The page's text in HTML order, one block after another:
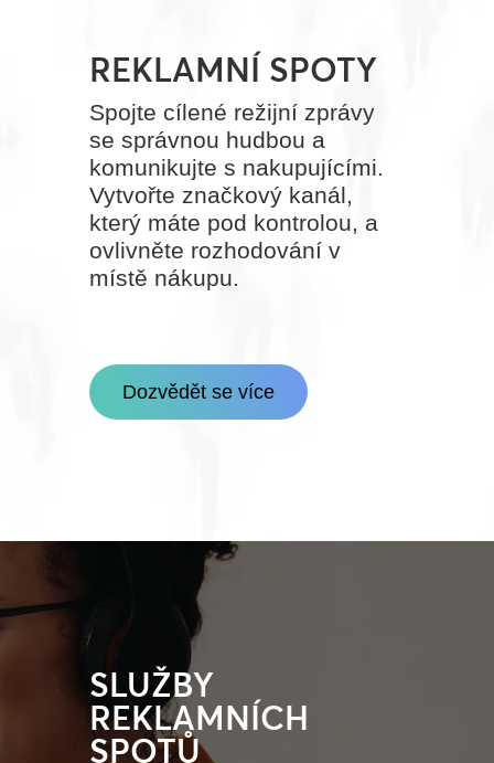
REKLAMNÍ SPOTY
Spojte cílené režijní zprávy
se správnou hudbou a
komunikujte s nakupujícími.
Vytvořte značkový kanál,
který máte pod kontrolou, a
ovlivněte rozhodování v
místě nákupu.
Dozvědět se více
SLUŽBY
REKLAMNÍCH
SPOTŮ